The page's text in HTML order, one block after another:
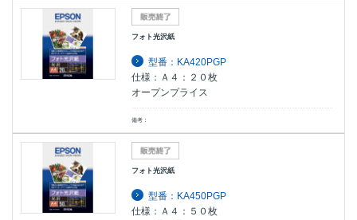
フォト光沢紙
型番：KA420PGP
仕様：Ａ４：２０枚
オープンプライス
備考：
フォト光沢紙
型番：KA450PGP
仕様：Ａ４：５０枚